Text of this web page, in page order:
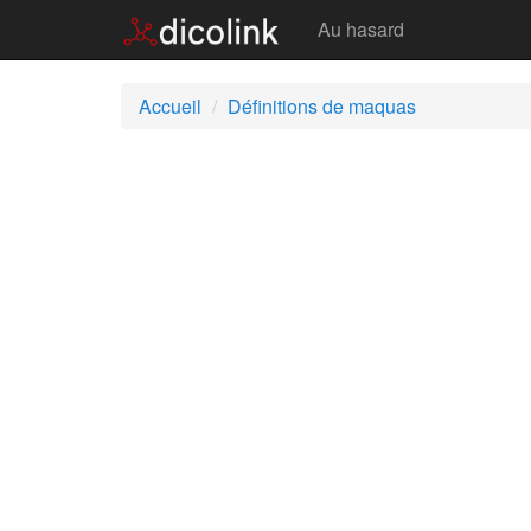
Au hasard
Accueil Définitions de maquas
Maquas